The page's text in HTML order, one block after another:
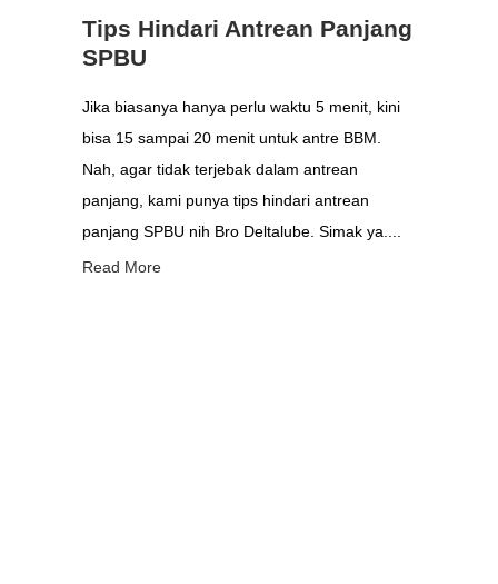
Tips Hindari Antrean Panjang
SPBU
Jika biasanya hanya perlu waktu 5 menit, kini
bisa 15 sampai 20 menit untuk antre BBM.
Nah, agar tidak terjebak dalam antrean
panjang, kami punya tips hindari antrean
panjang SPBU nih Bro Deltalube. Simak ya....
Read More